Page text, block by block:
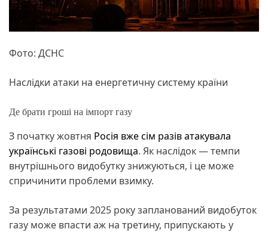
Фото: ДСНС
Наслідки атаки на енергетичну систему країни
Де брати гроші на імпорт газу
З початку жовтня Росія вже сім разів атакувала
українські газові родовища. Як наслідок — темпи
внутрішнього видобутку знижуються, і це може
спричинити проблеми взимку.
За результатами 2025 року запланований видобуток
газу може впасти аж на третину, припускають у